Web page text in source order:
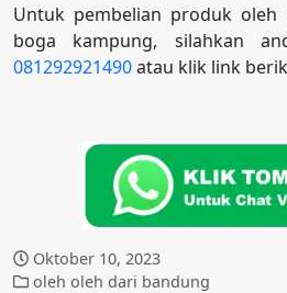
Untuk pembelian produk
boga kampung, silahkan
081292921490atau klik link
Oktober 10, 2023
oleh oleh dari bandung